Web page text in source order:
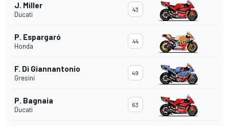
J. Miller
Ducati
43
P. Espargaró
Honda
44
F. Di Giannantonio
Gresini
49
P. Bagnaia
Ducati
63